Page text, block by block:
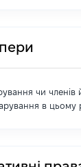
чи членів
в цьому